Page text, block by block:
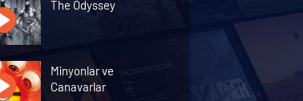
The Odyssey
Minyonlar ve
Canavarlar